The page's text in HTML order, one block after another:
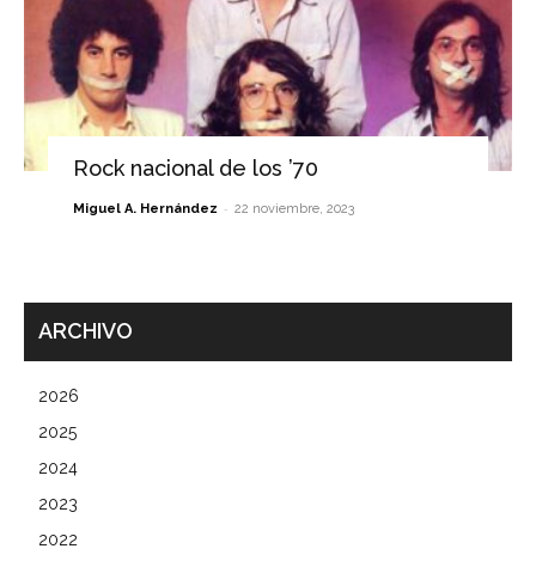
Rock nacional de los ’70
Miguel A. Hernández - 22 noviembre, 2023
ARCHIVO
2026
2025
2024
2023
2022